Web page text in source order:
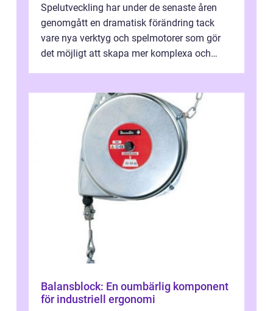
Spelutveckling har under de senaste åren
genomgått en dramatisk förändring tack
vare nya verktyg och spelmotorer som gör
det möjligt att skapa mer komplexa och
Balansblock: En oumbärlig komponent
för industriell ergonomi